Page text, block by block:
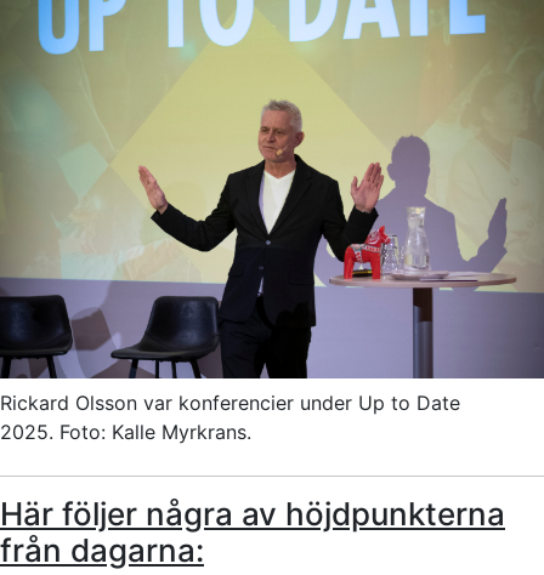
Rickard Olsson var konferencier under Up to Date
2025. Foto: Kalle Myrkrans.
Här följer några av höjdpunkterna
från dagarna: